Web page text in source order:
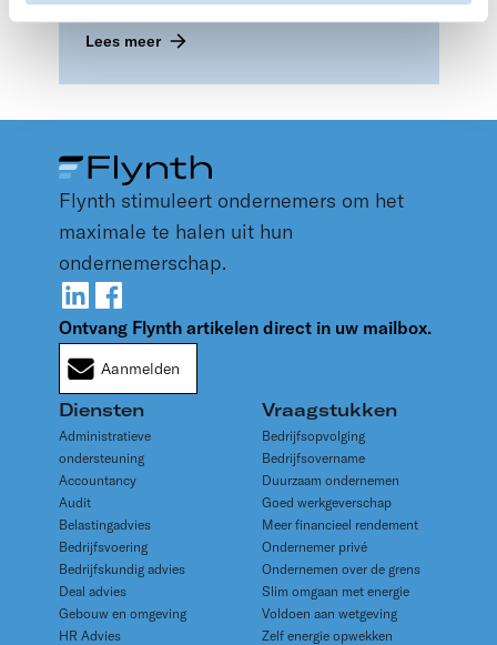
succes bij uw subsidieaanvraag.
Lees meer
Flynth stimuleert ondernemers om het
maximale te halen uit hun
ondernemerschap.
Ontvang Flynth artikelen direct in uw mailbox.
Aanmelden
Diensten
Administratieve
ondersteuning
Accountancy
Audit
Belastingadvies
Bedrijfsvoering
Bedrijfskundig advies
Deal advies
Gebouw en omgeving
HR Advies
Vraagstukken
Bedrijfsopvolging
Bedrijfsovername
Duurzaam ondernemen
Goed werkgeverschap
Meer financieel rendement
Ondernemer privé
Ondernemen over de grens
Slim omgaan met energie
Voldoen aan wetgeving
Zelf energie opwekken